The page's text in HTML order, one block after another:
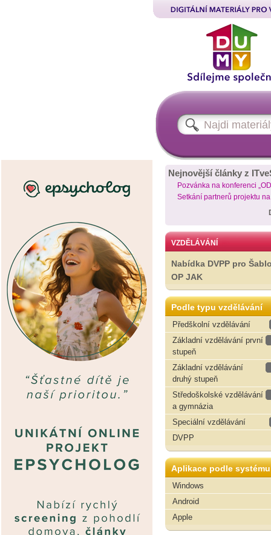
Nejnovější články z
Pozvánka na konferenci
Setkání partnerů projektu
VZDĚLÁVÁNÍ
Nabídka DVPP pro
OP JAK
Podle typu vzdělávání
Předškolní vzdělávání
Základní vzdělávání první
stupeň
Základní vzdělávání
druhý stupeň
Středoškolské vzdělávání
a gymnázia
Speciální vzdělávání
DVPP
Aplikace podle systému
Windows
Android
Apple